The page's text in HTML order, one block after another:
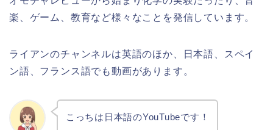
楽、ゲーム、教育など様々なことを発信しています。
ライアンのチャンネルは英語のほか、日本語、スペイ
ン語、フランス語でも動画があります。
こっちは日本語のYouTubeです！